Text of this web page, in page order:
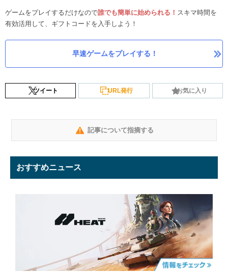
ゲームをプレイするだけなので誰でも簡単に始められる！ スキマ時間を
有効活用して、ギフトコードを入手しよう！
早速ゲームをプレイする！
ツイート URL発行 お気に入り
記事について指摘する
おすすめニュース